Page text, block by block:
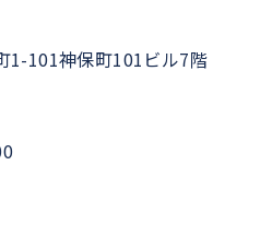
1-101神保町101ビル7階